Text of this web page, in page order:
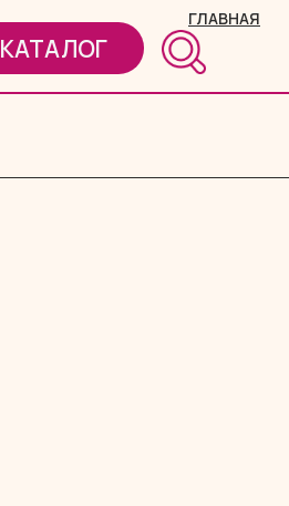
КАТАЛОГ
ГЛАВНАЯ